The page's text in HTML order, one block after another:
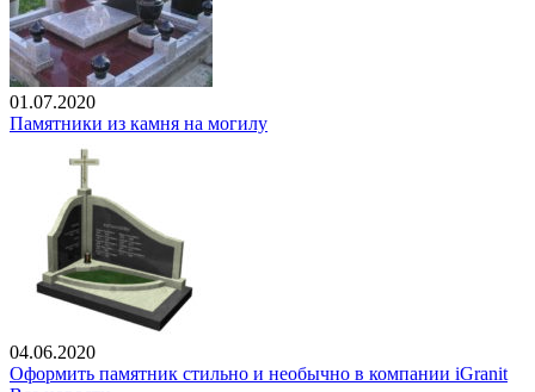
01.07.2020
Памятники из камня на могилу
04.06.2020
Оформить памятник стильно и необычно в компании iGranit